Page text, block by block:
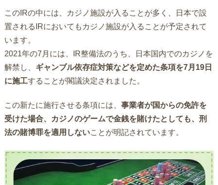
このIRの中には、カジノ施設が入ることが多く、日本で設
置されるIRにおいてもカジノ施設が入ることが予定されて
います。
2021年の7月には、IR整備法のうち、日本国内でのカジノを
解禁し、 ギャンブル依存症対策などを定めた条項を7月19日
に施工することが閣議決定されました。
この新たに施行させる条項には、 事業者が国からの免許を
受けた場合、カジノのゲームで金銭を賭けたとしても、刑
法の賭博罪を適用しないことが明記されています。